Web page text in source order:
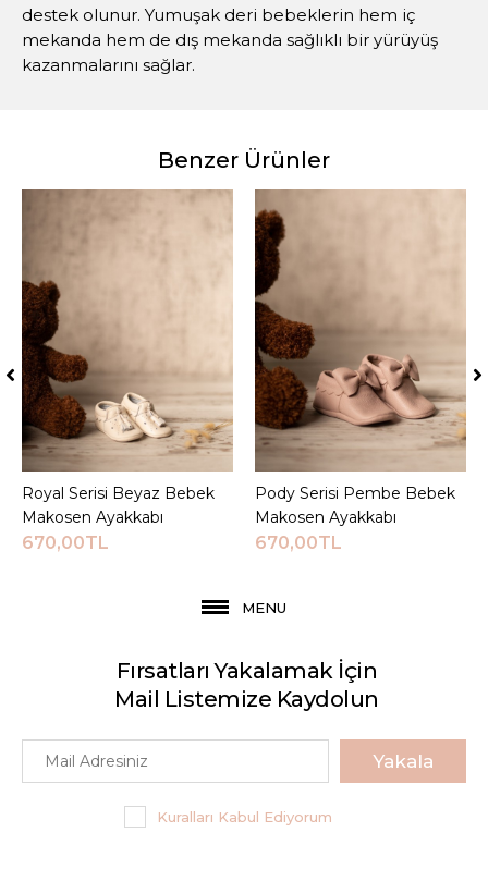
destek olunur. Yumuşak deri bebeklerin hem iç
mekanda hem de dış mekanda sağlıklı bir yürüyüş
kazanmalarını sağlar.
Benzer Ürünler
Sepete Ekle
Royal Serisi Beyaz Bebek
Makosen Ayakkabı
670,00TL
Sepete Ekle
Pody Serisi Pembe Bebek
Makosen Ayakkabı
670,00TL
MENU
Fırsatları Yakalamak İçin
Mail Listemize Kaydolun
Yakala
Kuralları Kabul Ediyorum